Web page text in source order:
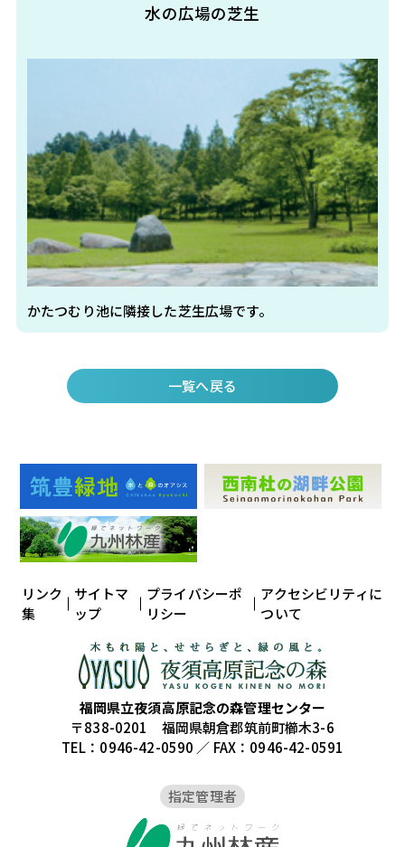
水の広場の芝生
かたつむり池に隣接した芝生広場です。
一覧へ戻る
リンク
集
サイトマ
ップ
プライバシーポ
リシー
アクセシビリティに
ついて
福岡県立夜須高原記念の森管理センター
〒838-0201 福岡県朝倉郡筑前町櫛木3-6
TEL：0946-42-0590 ／ FAX：0946-42-0591
指定管理者